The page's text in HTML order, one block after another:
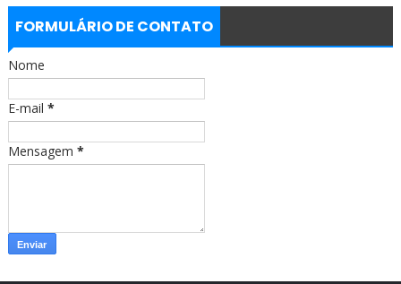
e
b
o
k
t
a
r
m
FORMULÁRIO DE CONTATO
Nome
E-mail *
Mensagem *